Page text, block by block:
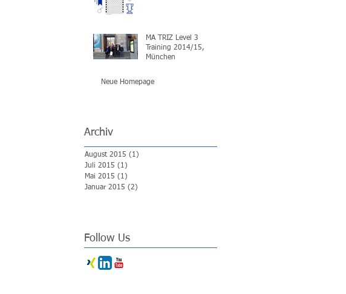
MA TRIZ Level 3
Training 2014/15,
München
Neue Homepage
Archiv
August 2015 (1)
Juli 2015 (1)
Mai 2015 (1)
Januar 2015 (2)
Follow Us